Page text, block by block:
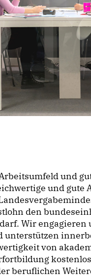
und
und
den
Wir
unterstützen
von
beruflichen